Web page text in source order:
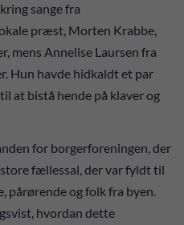
sange fra
præst, Morten Krabbe,
mens Annelise Laursen fra
Hun havde hidkaldt et par
at bistå hende på klaver og
for borgerforeningen, der
fællessal, der var fyldt til
pårørende og folk fra byen.
hvordan dette